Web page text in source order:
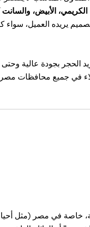
الكريمي، الأبيض، والسانت
يريده العميل،
الحجر بجودة عالية
في جميع محافظات مصر.
خاصة في مصر (مثل أحياء